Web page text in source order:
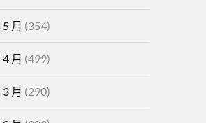
月 (354)
月 (499)
月 (290)